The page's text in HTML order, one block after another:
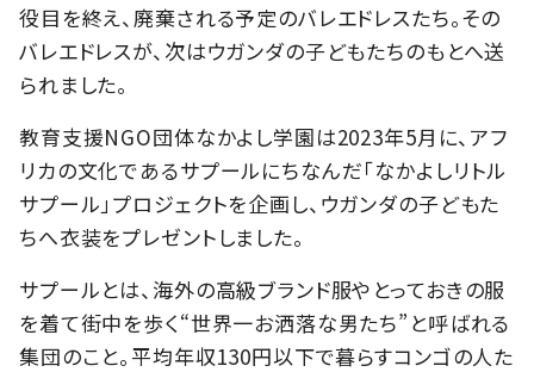
役目を終え、廃棄される予定のバレエドレスたち。その
バレエドレスが、次はウガンダの子どもたちのもとへ送
られました。
教育支援NGO団体なかよし学園は2023年5月に、アフ
リカの文化であるサプールにちなんだ「なかよしリトル
サプール」プロジェクトを企画し、ウガンダの子どもた
ちへ衣装をプレゼントしました。
サプールとは、海外の高級ブランド服やとっておきの服
を着て街中を歩く“世界一お洒落な男たち”と呼ばれる
集団のこと。平均年収130円以下で暮らすコンゴの人た